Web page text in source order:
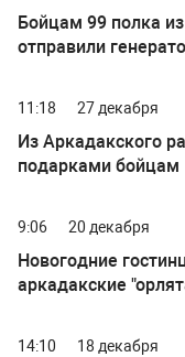
Бойцам 99 полка
отправили
11:18 27 декабря
Из Аркадакского
подарками бойцам
9:06 20 декабря
Новогодние
аркадакские
14:10 18 декабря